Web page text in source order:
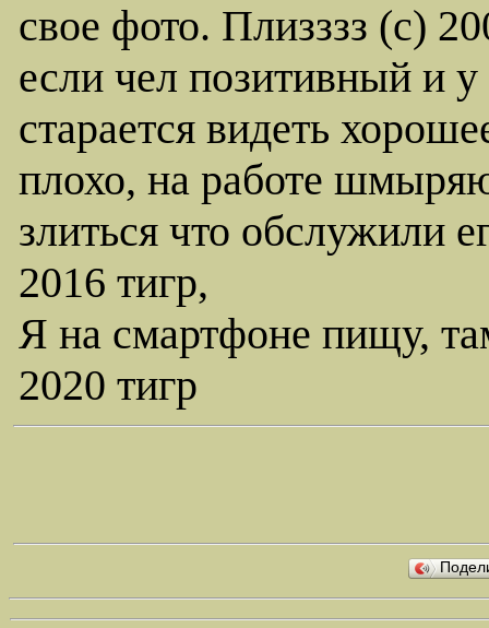
свое фото. Плизззз (с)
если чел позитивный и
старается видеть
плохо, на работе
злиться что обслужили
2016 тигр,
Я на смартфоне пищу,
2020 тигр